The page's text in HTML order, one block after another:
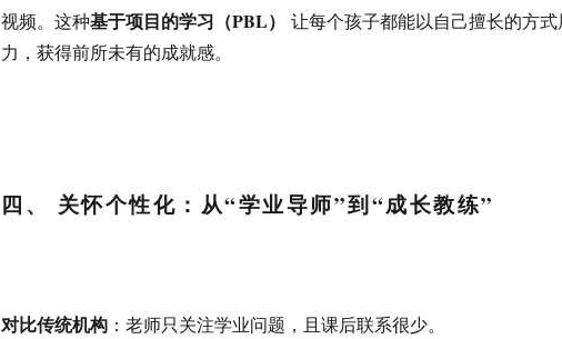
视频。这种基于项目的学习（PBL）
让每个孩子都能以自己擅长的方
力，获得前所未有的成就感。
四、 关怀个性化：从“学业导师”到“成长教练”
对比传统机构 ：老师只关注学业问题，且课后联系很少。